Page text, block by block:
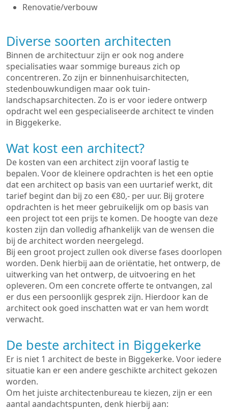
Renovatie/verbouw
Diverse soorten architecten
Binnen de architectuur zijn er ook nog andere
specialisaties waar sommige bureaus zich op
concentreren. Zo zijn er binnenhuisarchitecten,
stedenbouwkundigen maar ook tuin-
landschapsarchitecten. Zo is er voor iedere ontwerp
opdracht wel een gespecialiseerde architect te vinden
in Biggekerke.
Wat kost een architect?
De kosten van een architect zijn vooraf lastig te
bepalen. Voor de kleinere opdrachten is het een optie
dat een architect op basis van een uurtarief werkt, dit
tarief begint dan bij zo een €80,- per uur. Bij grotere
opdrachten is het meer gebruikelijk om op basis van
een project tot een prijs te komen. De hoogte van deze
kosten zijn dan volledig afhankelijk van de wensen die
bij de architect worden neergelegd.
Bij een groot project zullen ook diverse fases doorlopen
worden. Denk hierbij aan de oriëntatie, het ontwerp, de
uitwerking van het ontwerp, de uitvoering en het
opleveren. Om een concrete offerte te ontvangen, zal
er dus een persoonlijk gesprek zijn. Hierdoor kan de
architect ook goed inschatten wat er van hem wordt
verwacht.
De beste architect in Biggekerke
Er is niet 1 architect de beste in Biggekerke. Voor iedere
situatie kan er een andere geschikte architect gekozen
worden.
Om het juiste architectenbureau te kiezen, zijn er een
aantal aandachtspunten, denk hierbij aan: